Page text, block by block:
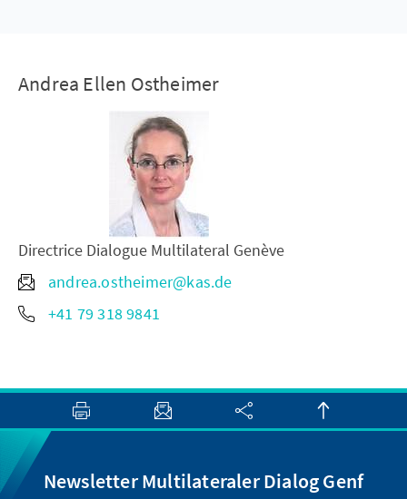
Andrea Ellen Ostheimer
Directrice Dialogue Multilateral Genève
andrea.ostheimer@kas.de
+41 79 318 9841
Newsletter Multilateraler Dialog Genf